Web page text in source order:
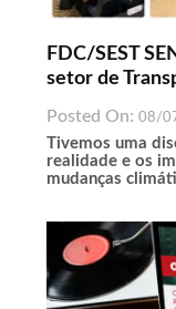
FDC/SEST
setor de
Posted On: 08/
Tivemos uma
realidade e os
mudanças